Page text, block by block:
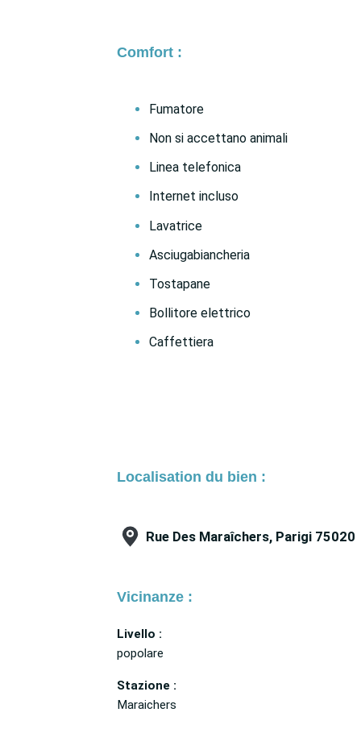
Comfort :
Fumatore
Non si accettano animali
Linea telefonica
Internet incluso
Lavatrice
Asciugabiancheria
Tostapane
Bollitore elettrico
Caffettiera
Localisation du bien :
Rue Des Maraîchers, Parigi 75020
Vicinanze :
Livello :
popolare
Stazione :
Maraichers